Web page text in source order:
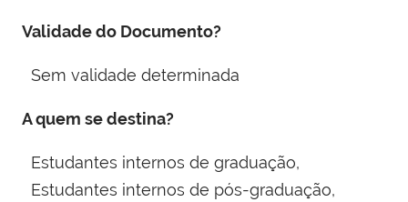
Validade do Documento?
Sem validade determinada
A quem se destina?
Estudantes internos de graduação,
Estudantes internos de pós-graduação,